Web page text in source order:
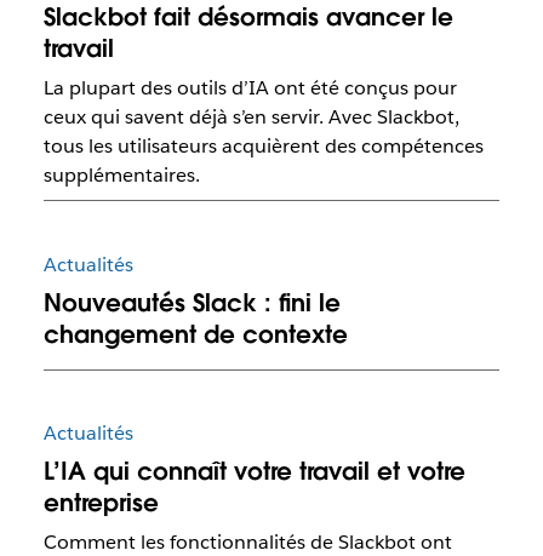
Slackbot fait désormais avancer le
travail
La plupart des outils d’IA ont été conçus pour
ceux qui savent déjà s’en servir. Avec Slackbot,
tous les utilisateurs acquièrent des compétences
supplémentaires.
Actualités
Nouveautés Slack : fini le
changement de contexte
Actualités
L’IA qui connaît votre travail et votre
entreprise
Comment les fonctionnalités de Slackbot ont